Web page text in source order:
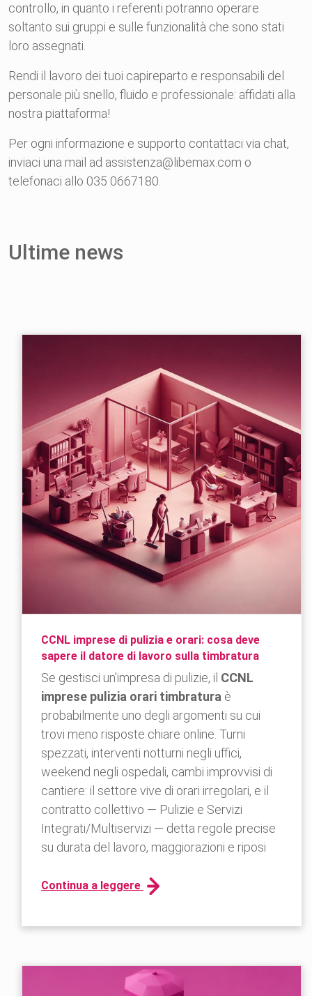
controllo, in quanto i referenti potranno operare
soltanto sui gruppi e sulle funzionalità che sono stati
loro assegnati.
Rendi il lavoro dei tuoi capireparto e responsabili del
personale più snello, fluido e professionale: affidati alla
nostra piattaforma!
Per ogni informazione e supporto contattaci via chat,
inviaci una mail ad assistenza@libemax.com o
telefonaci allo 035 0667180.
Ultime news
CCNL imprese di pulizia e orari: cosa deve
sapere il datore di lavoro sulla timbratura
Se gestisci un'impresa di pulizie, il CCNL
imprese pulizia orari timbratura è
probabilmente uno degli argomenti su cui
trovi meno risposte chiare online. Turni
spezzati, interventi notturni negli uffici,
weekend negli ospedali, cambi improvvisi di
cantiere: il settore vive di orari irregolari, e il
contratto collettivo — Pulizie e Servizi
Integrati/Multiservizi — detta regole precise
su durata del lavoro, maggiorazioni e riposi
Continua a leggere